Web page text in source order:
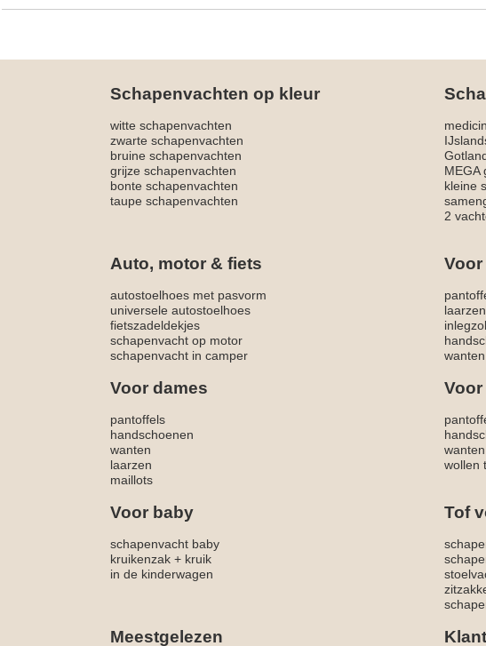
Schapenvachten op kleur
witte schapenvachten
zwarte schapenvachten
bruine schapenvachten
grijze schapenvachten
MEGA
bonte schapenvachten
kleine
taupe schapenvachten
2
Auto, motor & fiets
autostoelhoes met pasvorm
universele autostoelhoes
laarzen
fietszadeldekjes
schapenvacht op motor
schapenvacht in camper wanten
Voor dames Voor
pantoffels
handschoenen
wanten
wanten
laarzen
wollen
maillots
Voor baby Tof
schapenvacht baby
kruikenzak + kruik
in de kinderwagen
Meestgelezen